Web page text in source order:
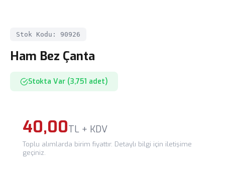
Stok Kodu: 90926
Ham Bez Çanta
Stokta Var (3,751 adet)
40,00TL + KDV
Toplu alımlarda birim fiyattır. Detaylı bilgi için iletişime
geçiniz.